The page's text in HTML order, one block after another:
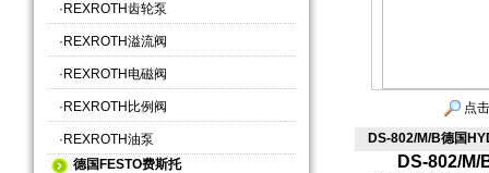
· REXROTH齿轮泵
· REXROTH溢流阀
· REXROTH电磁阀
· REXROTH比例阀
· REXROTH油泵
德国FESTO费斯托
点
DS-802/M/B德国
DS-802/M/